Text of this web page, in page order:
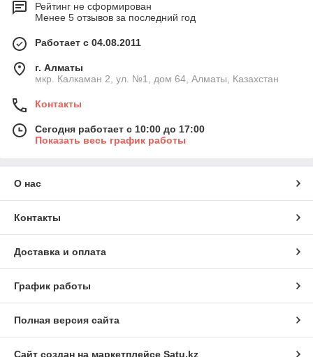
Рейтинг не сформирован
Менее 5 отзывов за последний год
Работает с 04.08.2011
г. Алматы
мкр. Калкаман 2, ул. №1, дом 64, Алматы, Казахстан
Контакты
Сегодня работает с 10:00 до 17:00
Показать весь график работы
О нас
Контакты
Доставка и оплата
График работы
Полная версия сайта
Сайт создан на маркетплейсе Satu.kz